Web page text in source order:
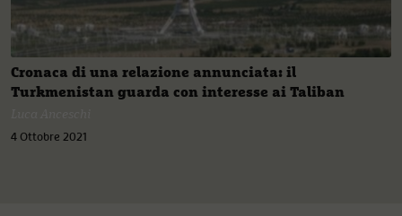
Cronaca di una relazione annunciata: il
Turkmenistan guarda con interesse ai Taliban
4 Ottobre 2021